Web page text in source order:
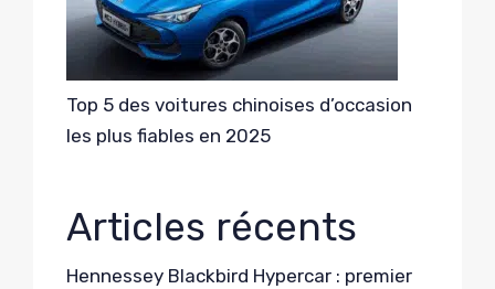
Top 5 des voitures chinoises d’occasion
les plus fiables en 2025
Articles récents
Hennessey Blackbird Hypercar : premier